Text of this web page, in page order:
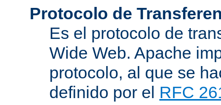
Protocolo de
Es el protocolo de
Wide Web. Apache
protocolo, al que se
definido por el RFC